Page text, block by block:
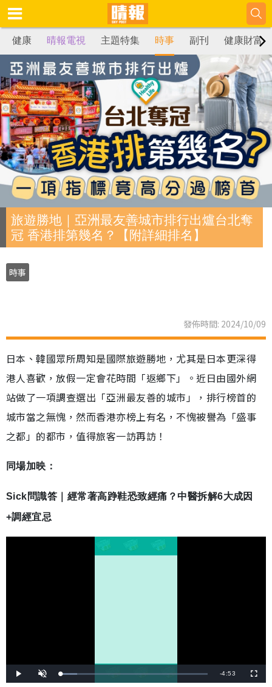
健康 晴報電視 主題特集 時事 副刊 健康財富
旅遊勝地｜亞洲最友善城市排行出爐台北奪
冠 香港排第幾名？【附詳細排名】
時事
發佈時間: 2024/10/09
日本、韓國眾所周知是國際旅遊勝地，尤其是日本更深得
港人喜歡，放假一定會花時間「返鄉下」。近日由國外網
站做了一項調查選出「亞洲最友善的城市」，排行榜首的
城市當之無愧，然而香港亦榜上有名，不愧被譽為「盛事
之都」的都市，值得旅客一訪再訪！
同場加映：
Sick問識答｜經常著高踭鞋恐致經痛？中醫拆解6大成因
+調經宜忌
播
放
開
啟
載
入
剩
-4:53
全
螢